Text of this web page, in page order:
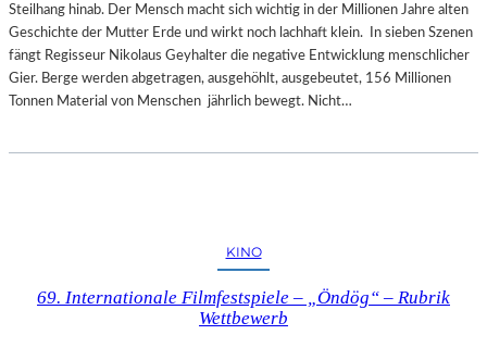
Steilhang hinab. Der Mensch macht sich wichtig in der Millionen Jahre alten
Geschichte der Mutter Erde und wirkt noch lachhaft klein. In sieben Szenen
fängt Regisseur Nikolaus Geyhalter die negative Entwicklung menschlicher
Gier. Berge werden abgetragen, ausgehöhlt, ausgebeutet, 156 Millionen
Tonnen Material von Menschen jährlich bewegt. Nicht…
KINO
69. Internationale Filmfestspiele – „Öndög“ – Rubrik
Wettbewerb